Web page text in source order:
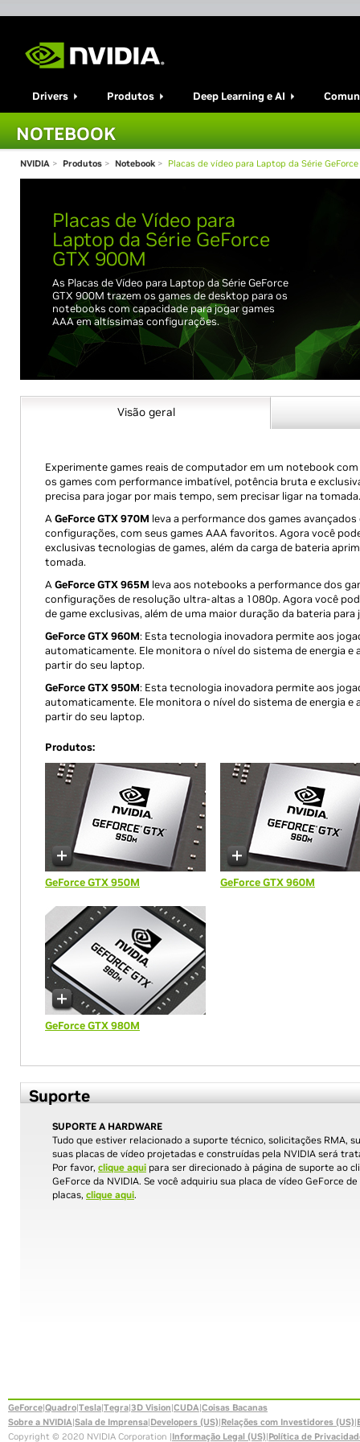
Drivers Produtos Deep Learning e AI
NOTEBOOK
NVIDIA > Produtos > Notebook > Placas de vídeo para Laptop da Série
Placas de Vídeo para
Laptop da Série GeForce
GTX 900M
As Placas de Vídeo para Laptop da Série GeForce
GTX 900M trazem os games de desktop para os
notebooks com capacidade para jogar games
AAA em altíssimas configurações.
Visão geral
Experimente games reais de computador em um notebook
os games com performance imbatível, potência bruta e
precisa para jogar por mais tempo, sem precisar ligar na tomada.
AGeForce GTX 970M leva a performance dos games
configurações, com seus games AAA favoritos. Agora você
exclusivas tecnologias de games, além da carga de bateria
tomada.
AGeForce GTX 965M leva aos notebooks a performance dos
configurações de resolução ultra-altas a 1080p. Agora você
de game exclusivas, além de uma maior duração da bateria
GeForce GTX 960M: Esta tecnologia inovadora permite aos
automaticamente. Ele monitora o nível do sistema de energia e
partir do seu laptop.
GeForce GTX 950M: Esta tecnologia inovadora permite aos
automaticamente. Ele monitora o nível do sistema de energia e
partir do seu laptop.
Produtos:
GeForce GTX 950M GeForce GTX 960M
GeForce GTX 980M
Suporte
SUPORTE A HARDWARE
Tudo que estiver relacionado a suporte técnico, solicitações RMA,
suas placas de vídeo projetadas e construídas pela NVIDIA será
Por favor, clique aqui para ser direcionado à página de suporte ao
GeForce da NVIDIA. Se você adquiriu sua placa de vídeo GeForce
placas, clique aqui.
GeForce|Quadro|Tesla|Tegra|3D Vision|CUDA|Coisas Bacanas
Sobre a NVIDIA|Sala de Imprensa|Developers (US)|Relações com Investidores (US)|
Copyright © 2020 NVIDIA Corporation |Informação Legal (US)|Política de